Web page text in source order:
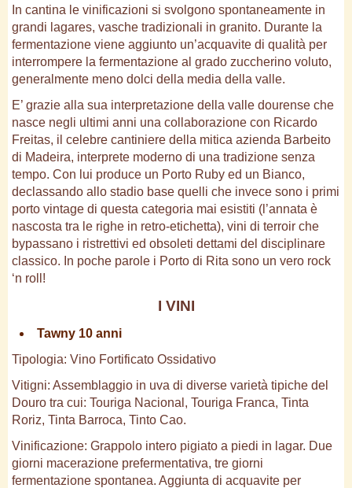
In cantina le vinificazioni si svolgono spontaneamente in
grandi lagares, vasche tradizionali in granito. Durante la
fermentazione viene aggiunto un’acquavite di qualità per
interrompere la fermentazione al grado zuccherino voluto,
generalmente meno dolci della media della valle.
E’ grazie alla sua interpretazione della valle dourense che
nasce negli ultimi anni una collaborazione con Ricardo
Freitas, il celebre cantiniere della mitica azienda Barbeito
di Madeira, interprete moderno di una tradizione senza
tempo. Con lui produce un Porto Ruby ed un Bianco,
declassando allo stadio base quelli che invece sono i primi
porto vintage di questa categoria mai esistiti (l’annata è
nascosta tra le righe in retro-etichetta), vini di terroir che
bypassano i ristrettivi ed obsoleti dettami del disciplinare
classico. In poche parole i Porto di Rita sono un vero rock
‘n roll!
I VINI
Tawny 10 anni
Tipologia: Vino Fortificato Ossidativo
Vitigni: Assemblaggio in uva di diverse varietà tipiche del
Douro tra cui: Touriga Nacional, Touriga Franca, Tinta
Roriz, Tinta Barroca, Tinto Cao.
Vinificazione: Grappolo intero pigiato a piedi in lagar. Due
giorni macerazione prefermentativa, tre giorni
fermentazione spontanea. Aggiunta di acquavite per